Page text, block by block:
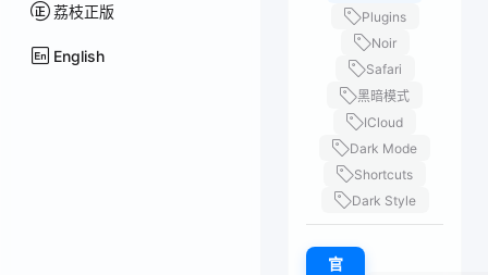
荔枝正版
English
Plugins
Noir
Safari
黑暗模式
ICloud
Dark Mode
Shortcuts
Dark Style
官